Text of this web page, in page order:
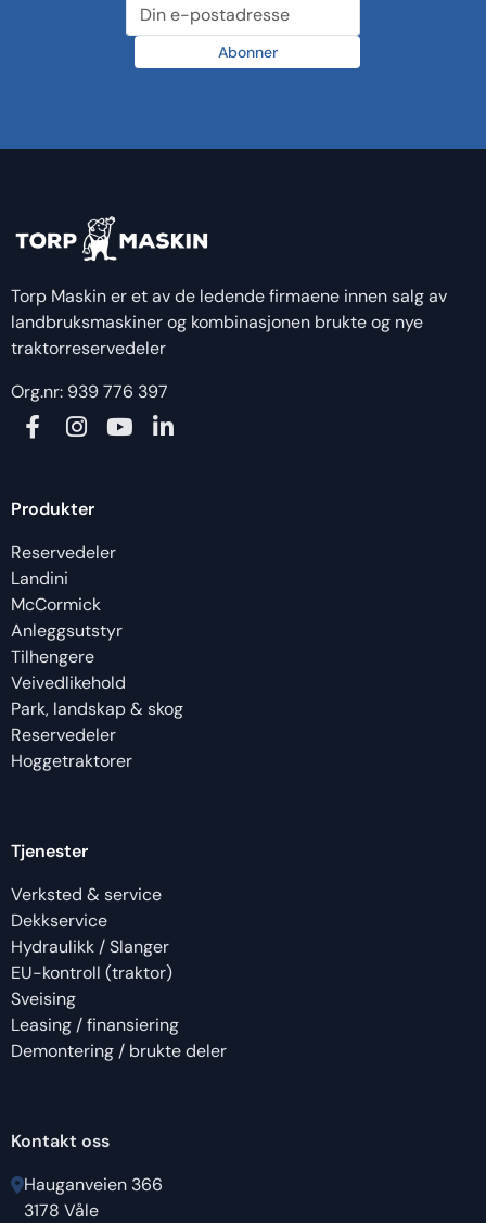
Abonner
Torp Maskin er et av de ledende firmaene innen salg av
landbruksmaskiner og kombinasjonen brukte og nye
traktorreservedeler
Org.nr: 939 776 397
Produkter
Reservedeler
Landini
McCormick
Anleggsutstyr
Tilhengere
Veivedlikehold
Park, landskap & skog
Reservedeler
Hoggetraktorer
Tjenester
Verksted & service
Dekkservice
Hydraulikk / Slanger
EU-kontroll (traktor)
Sveising
Leasing / finansiering
Demontering / brukte deler
Kontakt oss
Hauganveien 366
3178 Våle